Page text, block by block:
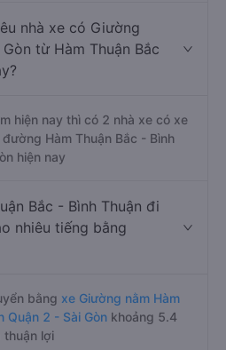
nhà xe có Giường
từ Hàm Thuận Bắc
hiện nay thì có 2 nhà xe có xe
Hàm Thuận Bắc - Bình
hiện nay
Bắc - Bình Thuận đi
nhiêu tiếng bằng
bằng xe Giường nằm Hàm
Quận 2 - Sài Gòn khoảng 5.4
thuận lợi